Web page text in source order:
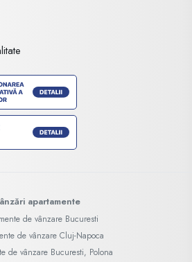
apartamente
de vânzare Bucuresti
de vânzare Cluj-Napoca
de vânzare Bucuresti, Polona